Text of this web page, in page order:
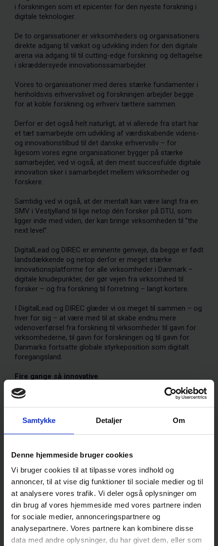
Samtykke Detaljer Om
Denne hjemmeside bruger cookies
Vi bruger cookies til at tilpasse vores indhold og
annoncer, til at vise dig funktioner til sociale medier og til
at analysere vores trafik. Vi deler også oplysninger om
din brug af vores hjemmeside med vores partnere inden
for sociale medier, annonceringspartnere og
analysepartnere. Vores partnere kan kombinere disse
data med andre oplysninger, du har givet dem, eller som
i forskningen som et epicenter for den nyeste forskning i
digitale teknologier.
De to organisationer er virksomheders og organisationers
direkte adgang til vækst og udvikling inden for den digitale
arena via adgang til til cutting-edge forskning og deltagelse
i skræddersyede innovationssamarbejder.
Vores to organisationer med deres stærke fundamenter i
henholdsvis erhvervslivet og forskningen arbejder begge
for at koble forskning og erhverv tættere sammen.
Derfor er det også helt naturligt, at vi allerede fra start har
et tæt samarbejde om udvikling af værdiskabende videns-
og innovationstilbud til det danske erhvervsliv – for
ligesom vores egne organisationer bygger på stærke
samarbejder, ved vi også, at den mest succesfulde digitale
innovation sker i samarbejdet mellem virksomheder og
forskere.
Samtidig ved vi også, at der mentalt kan være langt fra en
SMV i Vestjylland til lige netop dén forsker på DTU, som
ligger inde med viden, der kan bringe virksomheden til ”the
next level”.
DigitalLead og DIREC er eminente genveje, da begge er født
landsdækkende og netop derfor er meget stærke
innovationsplatforme for alle virksomheder i Danmark –
digitale knudepunkter, der gør vejen fra virksomhed til
forsker – og fra forskning til forretning – langt kortere.
I DigitalLead og DIREC glæder vi os meget til sammen – og
hver for sig – at være med til at skabe endnu mere
videnoverførsel fra forskning til virksomheder til gavn for
virksomhederne, til gavn for forskningen og til gavn for
Danmarks fortsatte globale styrkeposition som digitalt
foregangsland.
Fire gange så innovative
Klyngen DigitalLead er et økosystem for virksomheder,
viden- og uddannelsesmiljøer og offentlige aktører og er
dermed en oplagt spilleplads for innovation, fornyelse og
Undersøgelser viser netop, at virksomheder, der deltager i
blive innovative end lignende virksomheder, der ikke
produktivitetsvækst som bundlinje.
Virksomheden Digital Revisor er det gode eksempel på
denne type innovation.
Et innovationsprojekt med danske forskere resulterede i en
maskinlæringsalgoritme, der sparer virksomheden for
manuelt arbejde hver dag og samtidig giver kunderne en